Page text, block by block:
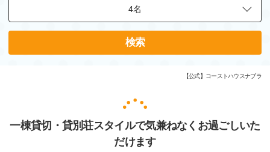
検索
【公式】コーストハウスナブラ
一棟貸切・貸別荘スタイルで気兼ねなくお過ごしいた
だけます